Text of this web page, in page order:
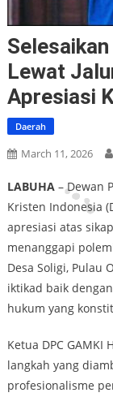
Lewat
Apresiasi
Daerah
March 11, 2026
LABUHA– Dewan
Kristen Indonesia
apresiasi atas
menanggapi
Desa Soligi, Pulau
iktikad baik
hukum yang
Ketua DPC
langkah yang
profesionalisme